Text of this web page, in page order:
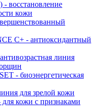
восстановление
кожи
С+ - антиоксидантный
линия
- биoэнергетическая
для зрелой кожи
кожи с признаками